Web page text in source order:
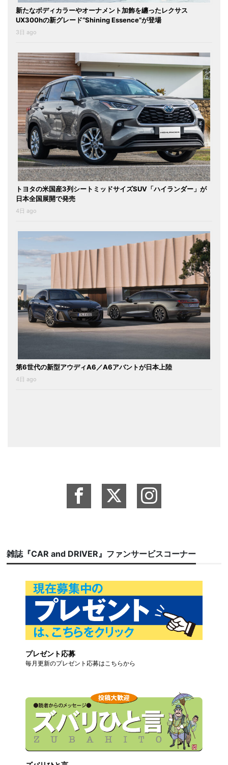
新たなボディカラーやオーナメント加飾を纏ったレクサス
UX300hの新グレード“Shining Essence”が登場
3日 ago
トヨタの米国産3列シートミッドサイズSUV「ハイランダー」が
日本全国展開で発売
4日 ago
第6世代の新型アウディA6／A6アバントが日本上陸
4日 ago
雑誌『CAR and DRIVER』ファンサービスコーナー
プレゼント応募
毎月更新のプレゼント応募はこちらから